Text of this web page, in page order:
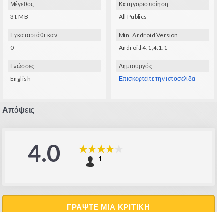
Μέγεθος
31 MB
Εγκαταστάθηκαν
0
Γλώσσες
English
Κατηγοριοποίηση
All Publics
Min. Android Version
Android 4.1,4.1.1
Δημιουργός
Επισκεφτείτε την ιστοσελίδα
Απόψεις
4.0 1
ΓΡΆΨΤΕ ΜΙΑ ΚΡΙΤΙΚΉ